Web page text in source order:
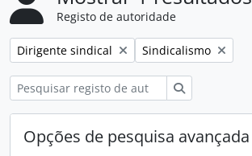
Registo de autoridade
Remover filtro:
Dirigente sindical Remover filtro:
Sindicalismo
Opções de pesquisa avançada